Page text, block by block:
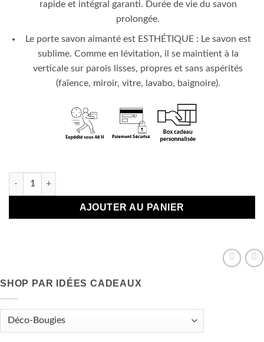
rapide et intégral garanti. Durée de vie du savon
prolongée.
Le porte savon aimanté est ESTHÉTIQUE : Le savon est
sublime. Comme en lévitation, il se maintient à la
verticale sur parois lisses, propres et sans aspérités
(faïence, miroir, vitre, lavabo, baignoire).
quantité de Porte savon aimanté - Fabriqué en France
AJOUTER AU PANIER
SHOP PAR IDÉES CADEAUX